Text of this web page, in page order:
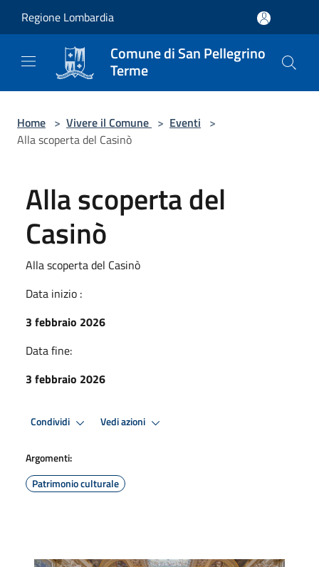
Regione Lombardia
Comune di San Pellegrino
Terme
Home > Vivere il Comune > Eventi >
Alla scoperta del Casinò
Alla scoperta del
Casinò
Alla scoperta del Casinò
Data inizio :
3 febbraio 2026
Data fine:
3 febbraio 2026
Condividi Vedi azioni
Argomenti:
Patrimonio culturale